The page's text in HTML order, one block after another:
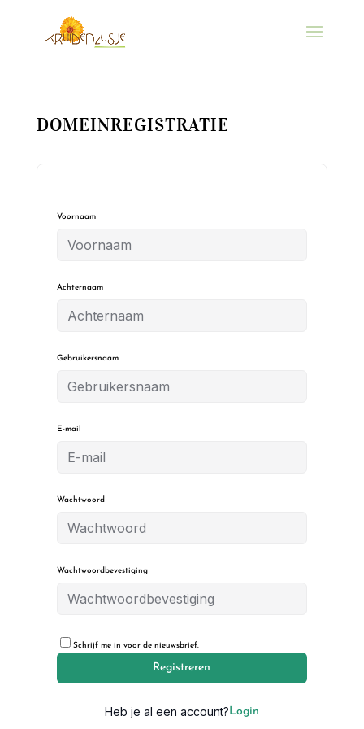
DOMEINREGISTRATIE
Voornaam
Achternaam
Gebruikersnaam
E-mail
Wachtwoord
Wachtwoordbevestiging
Schrijf me in voor de nieuwsbrief.
Registreren
Heb je al een account?Login